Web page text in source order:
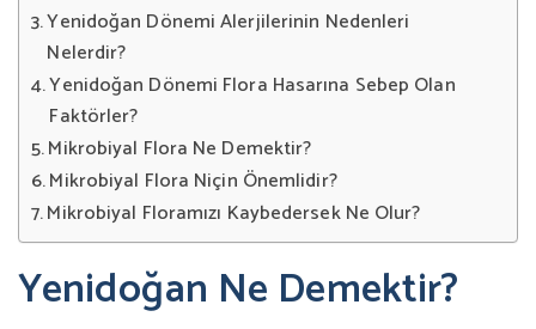
Yenidoğan Dönemi Alerjilerinin Nedenleri
Nelerdir?
Yenidoğan Dönemi Flora Hasarına Sebep Olan
Faktörler?
Mikrobiyal Flora Ne Demektir?
Mikrobiyal Flora Niçin Önemlidir?
Mikrobiyal Floramızı Kaybedersek Ne Olur?
Yenidoğan Ne Demektir?